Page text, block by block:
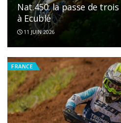
Nat.450: la passe de
à Ecublé
11 JUIN 2026
FRANCE